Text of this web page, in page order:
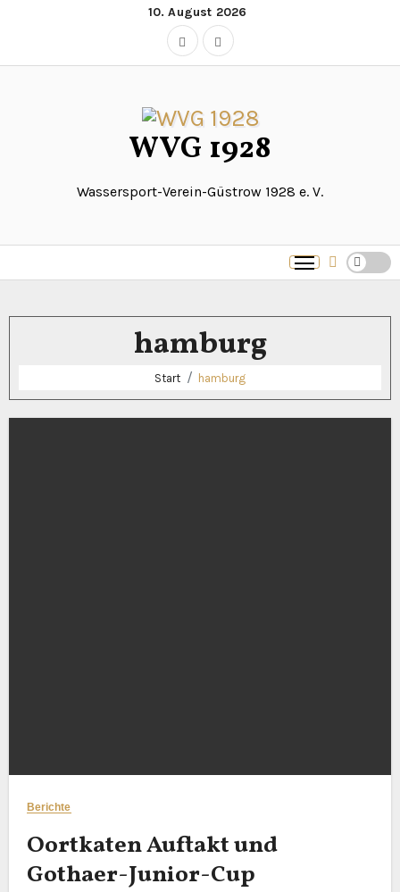
springen
10. August 2026
WVG 1928
Wassersport-Verein-Güstrow 1928 e. V.
hamburg
Start hamburg
Berichte
Oortkaten Auftakt und
Gothaer-Junior-Cup